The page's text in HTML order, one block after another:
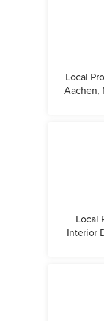
Local
Aachen,
Local
Interior